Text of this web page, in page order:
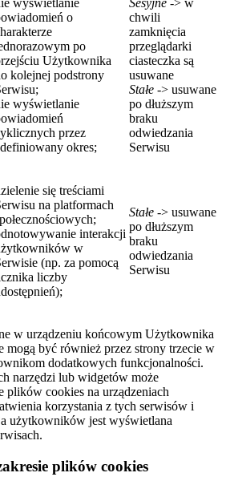
wyświetlanie
o
po
Użytkownika
kolejnej podstrony
wyświetlanie
przez
okres;
Sesyjne -> w
chwili
zamknięcia
przeglądarki
ciasteczka są
usuwane
Stałe -> usuwane
po dłuższym
braku
odwiedzania
Serwisu
się treściami
na platformach
interakcji
w
(np. za pomocą
liczby
Stałe -> usuwane
po dłuższym
braku
odwiedzania
Serwisu
w urządzeniu końcowym Użytkownika
mogą być również przez strony trzecie w
dodatkowych funkcjonalności.
narzędzi lub widgetów może
plików cookies na urządzeniach
korzystania z tych serwisów i
użytkowników jest wyświetlana
plików cookies